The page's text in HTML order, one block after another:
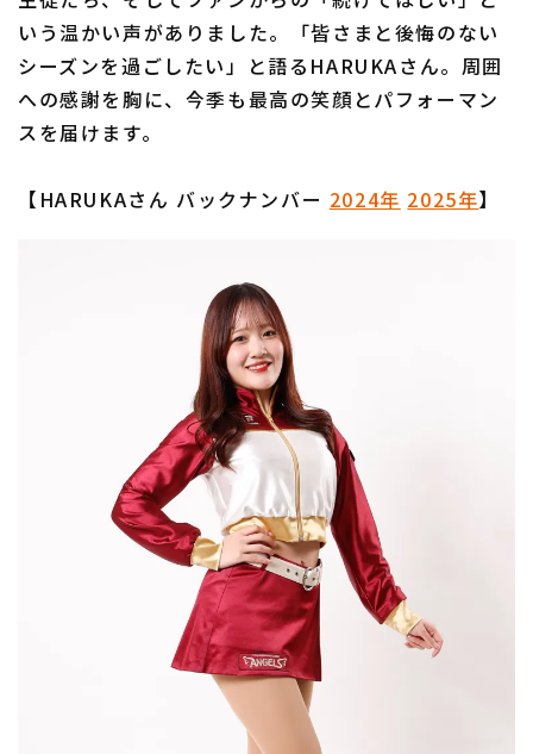
いう温かい声がありました。「皆さまと後悔のない
シーズンを過ごしたい」と語るHARUKAさん。周囲
への感謝を胸に、今季も最高の笑顔とパフォーマン
スを届けます。
【HARUKAさん バックナンバー 2024年 2025年】